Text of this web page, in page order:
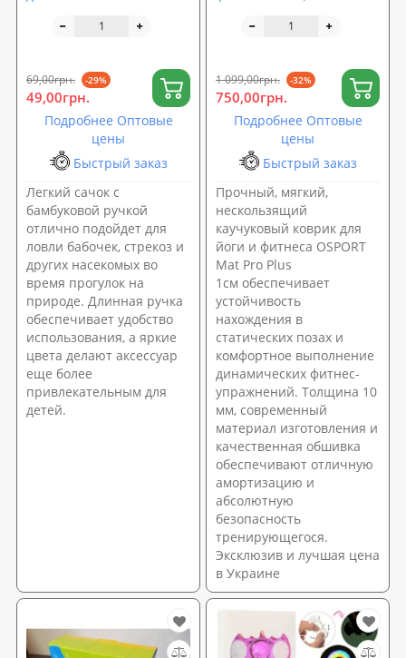
OSPORT (M 0063)
69,00грн. -29%
49,00грн.
Подробнее Оптовые
цены
Быстрый заказ
Легкий сачок с
бамбуковой ручкой
отлично подойдет для
ловли бабочек, стрекоз и
других насекомых во
время прогулок на
природе. Длинная ручка
обеспечивает удобство
использования, а яркие
цвета делают аксессуар
еще более
привлекательным для
детей.
OSPORT Mat Pro Plus 1см
1 099,00грн. -32%
750,00грн.
Подробнее Оптовые
цены
Быстрый заказ
Прочный, мягкий,
нескользящий
каучуковый коврик для
йоги и фитнеса OSPORT
Mat Pro Plus
1см обеспечивает
устойчивость
нахождения в
статических позах и
комфортное выполнение
динамических фитнес-
упражнений. Толщина 10
мм, современный
материал изготовления и
качественная обшивка
обеспечивают отличную
амортизацию и
абсолютную
безопасность
тренирующегося.
Эксклюзив и лучшая цена
в Украине